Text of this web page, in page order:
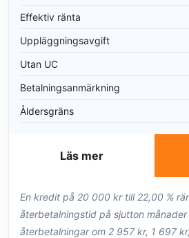
Effektiv ränta
Uppläggningsavgift
Utan UC
Betalningsanmärkning
Åldersgräns
Läs mer
En kredit på 20 000 kr till 22,00 %
återbetalningstid på sjutton
återbetalningar om 2 957 kr, 1 697